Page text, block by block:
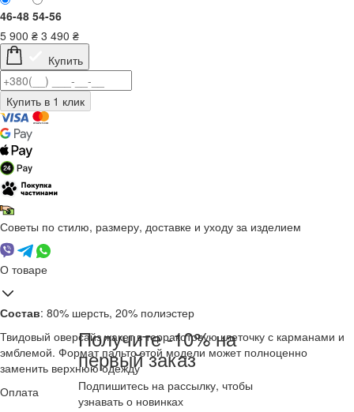
46-48 54-56
5 900 ₴ 3 490 ₴
Купить
Советы по стилю, размеру, доставке и уходу за изделием
О товаре
Состав: 80% шерсть, 20% полиэстер
Твидовый оверсайз жакет в терракотовую клеточку с карманами и
эмблемой. Формат пальто этой модели может полноценно
заменить верхнюю одежду
Оплата
Получите -10% на
первый заказ
Подпишитесь на рассылку, чтобы
узнавать о новинках